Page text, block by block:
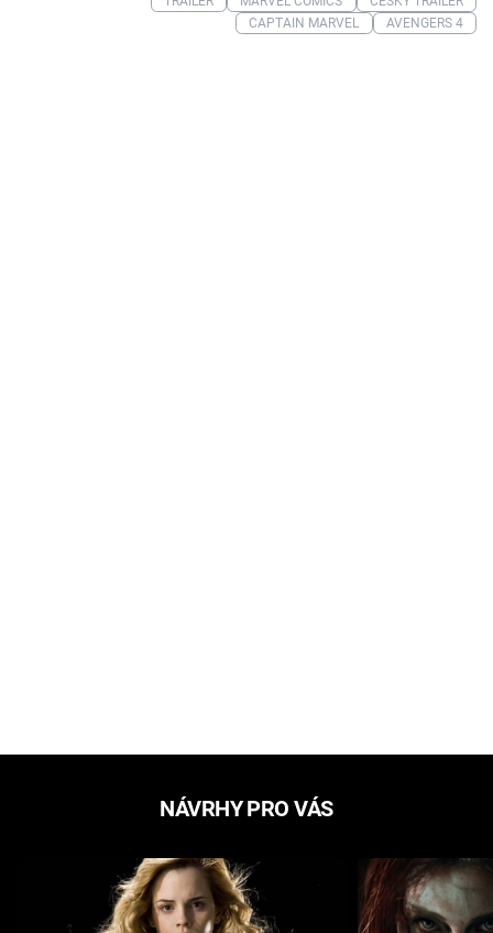
CAPTAIN MARVEL
AVENGERS 4
NÁVRHY PRO VÁS